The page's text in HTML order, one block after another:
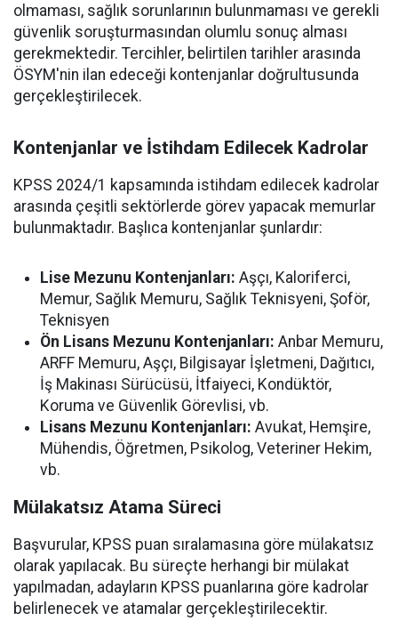
olmaması, sağlık sorunlarının bulunmaması ve gerekli
güvenlik soruşturmasından olumlu sonuç alması
gerekmektedir. Tercihler, belirtilen tarihler arasında
ÖSYM'nin ilan edeceği kontenjanlar doğrultusunda
gerçekleştirilecek.
Kontenjanlar ve İstihdam Edilecek Kadrolar
KPSS 2024/1 kapsamında istihdam edilecek kadrolar
arasında çeşitli sektörlerde görev yapacak memurlar
bulunmaktadır. Başlıca kontenjanlar şunlardır:
Lise Mezunu Kontenjanları: Aşçı, Kaloriferci,
Memur, Sağlık Memuru, Sağlık Teknisyeni, Şoför,
Teknisyen
Ön Lisans Mezunu Kontenjanları: Anbar Memuru,
ARFF Memuru, Aşçı, Bilgisayar İşletmeni, Dağıtıcı,
İş Makinası Sürücüsü, İtfaiyeci, Kondüktör,
Koruma ve Güvenlik Görevlisi, vb.
Lisans Mezunu Kontenjanları: Avukat, Hemşire,
Mühendis, Öğretmen, Psikolog, Veteriner Hekim,
vb.
Mülakatsız Atama Süreci
Başvurular, KPSS puan sıralamasına göre mülakatsız
olarak yapılacak. Bu süreçte herhangi bir mülakat
yapılmadan, adayların KPSS puanlarına göre kadrolar
belirlenecek ve atamalar gerçekleştirilecektir.